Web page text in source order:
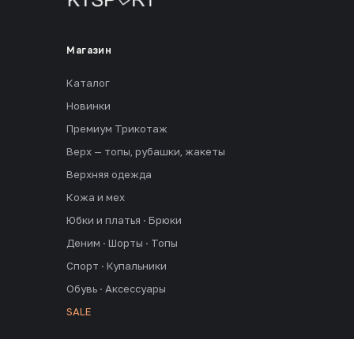
Магазин
Каталог
Новинки
Премиум Трикотаж
Верх — топы, рубашки, жакеты
Верхняя одежда
Кожа и мех
Юбки и платья · Брюки
Деним · Шорты · Топы
Спорт · Купальники
Обувь · Аксессуары
SALE